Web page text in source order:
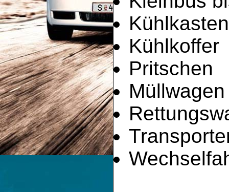
Kühlkoffer
Pritschen
Müllwagen